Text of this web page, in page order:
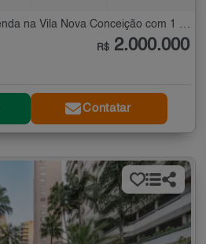
Apartamento Duplex à Venda na Vila Nova Conceição com 1 quarto - 104 m²
R$ 2.000.000
Contatar